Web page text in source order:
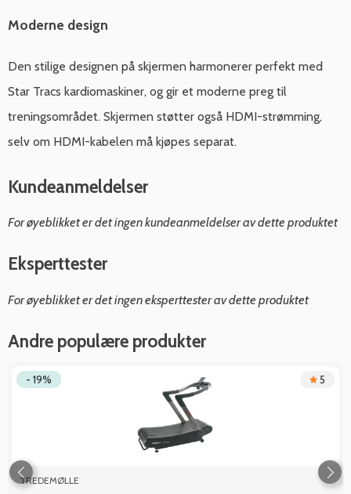
Moderne design
Den stilige designen på skjermen harmonerer perfekt med
Star Tracs kardiomaskiner, og gir et moderne preg til
treningsområdet. Skjermen støtter også HDMI-strømming,
selv om HDMI-kabelen må kjøpes separat.
Kundeanmeldelser
For øyeblikket er det ingen kundeanmeldelser av dette produktet
Eksperttester
For øyeblikket er det ingen eksperttester av dette produktet
Andre populære produkter
- 19% 5
TREDEMØLLE